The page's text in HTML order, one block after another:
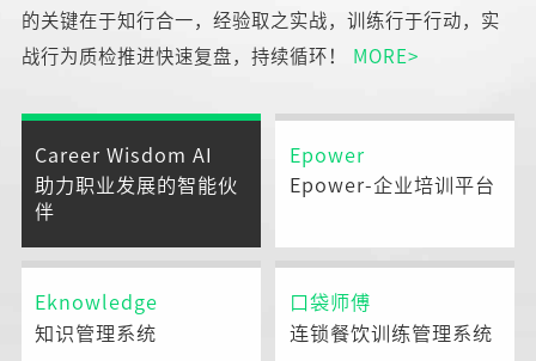
的关键在于知行合一，经验取之实战，训练行于行动，实
战行为质检推进快速复盘，持续循环！
MORE>
Career Wisdom AI
助力职业发展的智能伙
伴
Epower
Epower-企业培训平台
Eknowledge
知识管理系统
口袋师傅
连锁餐饮训练管理系统